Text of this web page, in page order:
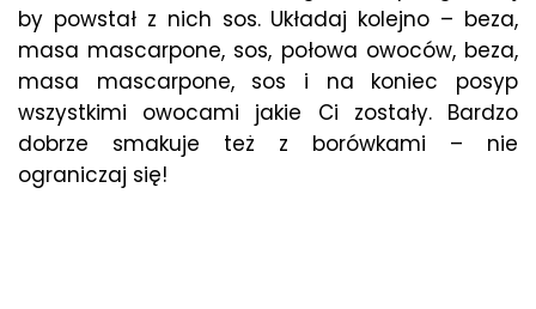
by powstał z nich sos. Układaj kolejno – beza,
masa mascarpone, sos, połowa owoców, beza,
masa mascarpone, sos i na koniec posyp
wszystkimi owocami jakie Ci zostały. Bardzo
dobrze smakuje też z borówkami – nie
ograniczaj się!